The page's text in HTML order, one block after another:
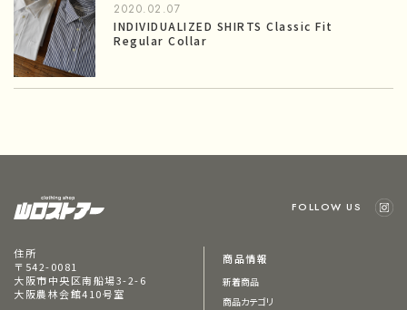
2020.02.07
INDIVIDUALIZED SHIRTS Classic Fit
Regular Collar
FOLLOW US
住所
〒542-0081
大阪市中央区南船場3-2-6
大阪農林会館410号室
商品情報
新着商品
商品カテゴリ